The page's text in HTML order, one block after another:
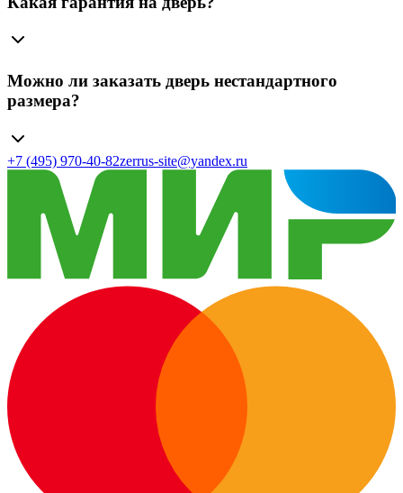
Можно ли заказать дверь нестандартного
размера?
+7 (495) 970-40-82zerrus-site@yandex.ru